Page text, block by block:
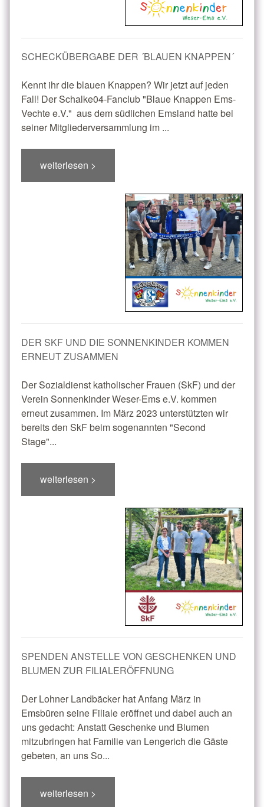
SCHECKÜBERGABE DER ´BLAUEN KNAPPEN´
Kennt ihr die blauen Knappen? Wir jetzt auf jeden
Fall! Der Schalke04-Fanclub "Blaue Knappen Ems-
Vechte e.V." aus dem südlichen Emsland hatte bei
seiner Mitgliederversammlung im ...
weiterlesen >
DER SKF UND DIE SONNENKINDER KOMMEN
ERNEUT ZUSAMMEN
Der Sozialdienst katholischer Frauen (SkF) und der
Verein Sonnenkinder Weser-Ems e.V. kommen
erneut zusammen. Im März 2023 unterstützten wir
bereits den SkF beim sogenannten "Second
Stage"...
weiterlesen >
SPENDEN ANSTELLE VON GESCHENKEN UND
BLUMEN ZUR FILIALERÖFFNUNG
Der Lohner Landbäcker hat Anfang März in
Emsbüren seine Filiale eröffnet und dabei auch an
uns gedacht: Anstatt Geschenke und Blumen
mitzubringen hat Familie van Lengerich die Gäste
gebeten, an uns So...
weiterlesen >